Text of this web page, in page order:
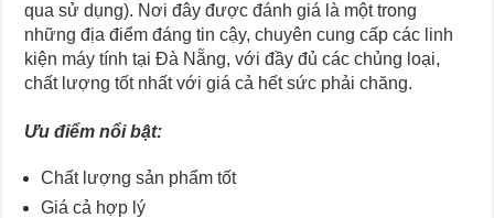
qua sử dụng). Nơi đây được đánh giá là một trong
những địa điểm đáng tin cậy, chuyên cung cấp các linh
kiện máy tính tại Đà Nẵng, với đầy đủ các chủng loại,
chất lượng tốt nhất với giá cả hết sức phải chăng.
Ưu điểm nổi bật:
Chất lượng sản phẩm tốt
Giá cả hợp lý